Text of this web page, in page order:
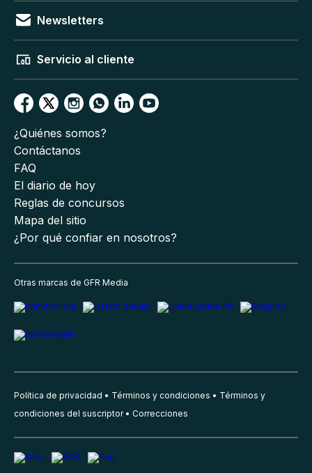
Newsletters
Servicio al cliente
¿Quiénes somos?
Contáctanos
FAQ
El diario de hoy
Reglas de concursos
Mapa del sitio
¿Por qué confiar en nosotros?
Otras marcas de GFR Media
Política de privacidad Términos y condiciones
Términos y
condiciones del suscriptor
Correcciones